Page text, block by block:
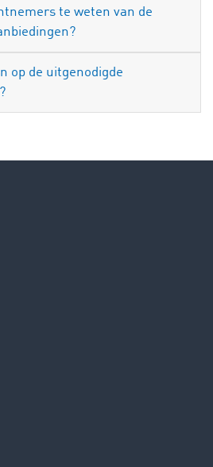
te weten van de
op de uitgenodigde